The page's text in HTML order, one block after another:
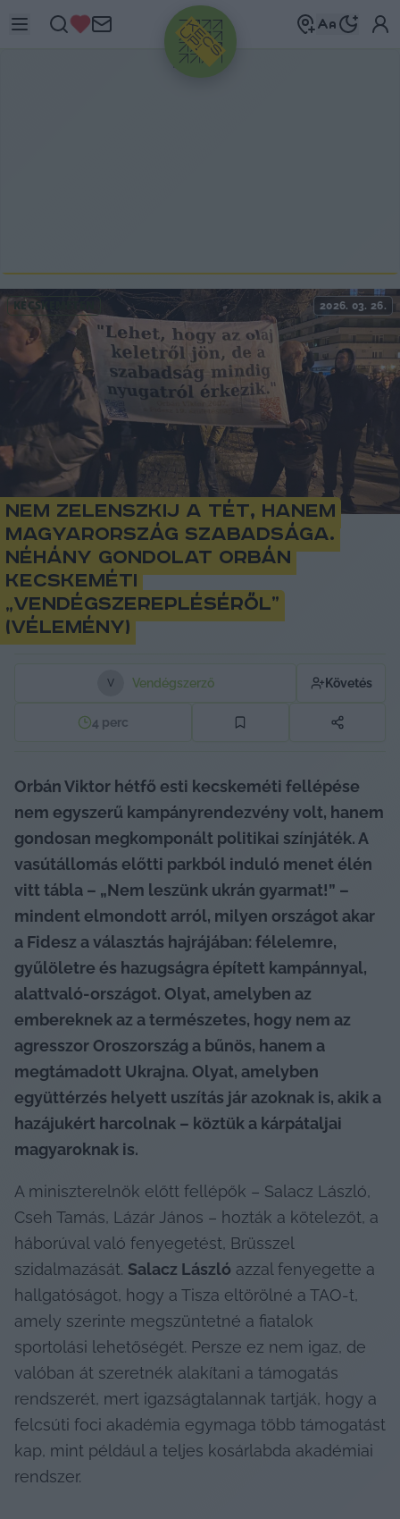
HIRDETÉS
KECSKEMÉTEN 2026. 03. 26.
Nem Zelenszkij a tét, hanem
Magyarország szabadsága.
Néhány gondolat Orbán
kecskeméti
„vendégszerepléséről”
(vélemény)
V Vendégszerző Követés
4 perc
Orbán Viktor hétfő esti kecskeméti fellépése
nem egyszerű kampányrendezvény volt, hanem
gondosan megkomponált politikai színjáték. A
vasútállomás előtti parkból induló menet élén
vitt tábla – „Nem leszünk ukrán gyarmat!” –
mindent elmondott arról, milyen országot akar
a Fidesz a választás hajrájában: félelemre,
gyűlöletre és hazugságra épített kampánnyal,
alattvaló-országot. Olyat, amelyben az
embereknek az a természetes, hogy nem az
agresszor Oroszország a bűnös, hanem a
megtámadott Ukrajna. Olyat, amelyben
együttérzés helyett uszítás jár azoknak is, akik a
hazájukért harcolnak – köztük a kárpátaljai
magyaroknak is.
A miniszterelnök előtt fellépők – Salacz László,
Cseh Tamás, Lázár János – hozták a kötelezőt, a
háborúval való fenyegetést, Brüsszel
szidalmazását. Salacz László azzal fenyegette a
hallgatóságot, hogy a Tisza eltörölné a TAO-t,
amely szerinte megszüntetné a fiatalok
sportolási lehetőségét. Persze ez nem igaz, de
valóban át szeretnék alakítani a támogatás
rendszerét, mert igazságtalannak tartják, hogy a
felcsúti foci akadémia egymaga több támogatást
kap, mint például a teljes kosárlabda akadémiai
rendszer.